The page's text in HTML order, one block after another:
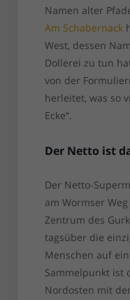
Namen alter
Am Schabernack
West, dessen
Dollerei zu tun
von der
herleitet, was so
Ecke“.
Der Netto ist
Der Netto-
am Wormser
Zentrum des
tagsüber die
Menschen auf
Sammelpunkt ist
Nordosten mit